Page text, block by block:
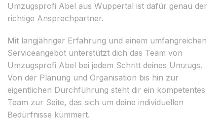
Umzugsprofi Abel aus Wuppertal ist dafür genau der
richtige Ansprechpartner.
Mit langjähriger Erfahrung und einem umfangreichen
Serviceangebot unterstützt dich das Team von
Umzugsprofi Abel bei jedem Schritt deines Umzugs.
Von der Planung und Organisation bis hin zur
eigentlichen Durchführung steht dir ein kompetentes
Team zur Seite, das sich um deine individuellen
Bedürfnisse kümmert.